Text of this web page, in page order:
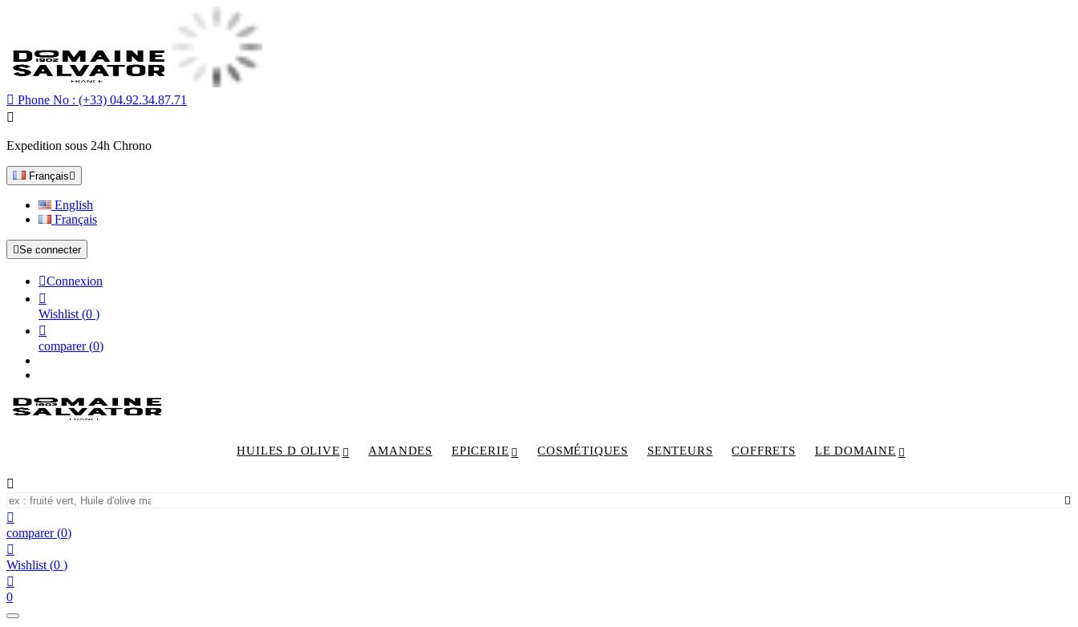
 Phone No : (+33) 04.92.34.87.71

Expedition sous 24h Chrono
Français 
English
Français
Se connecter
Connexion

Wishlist (0 )

comparer (0)
HUILES D OLIVE AMANDES EPICERIE COSMÉTIQUES SENTEURS COFFRETS LE DOMAINE



comparer (0)

Wishlist (0 )

0